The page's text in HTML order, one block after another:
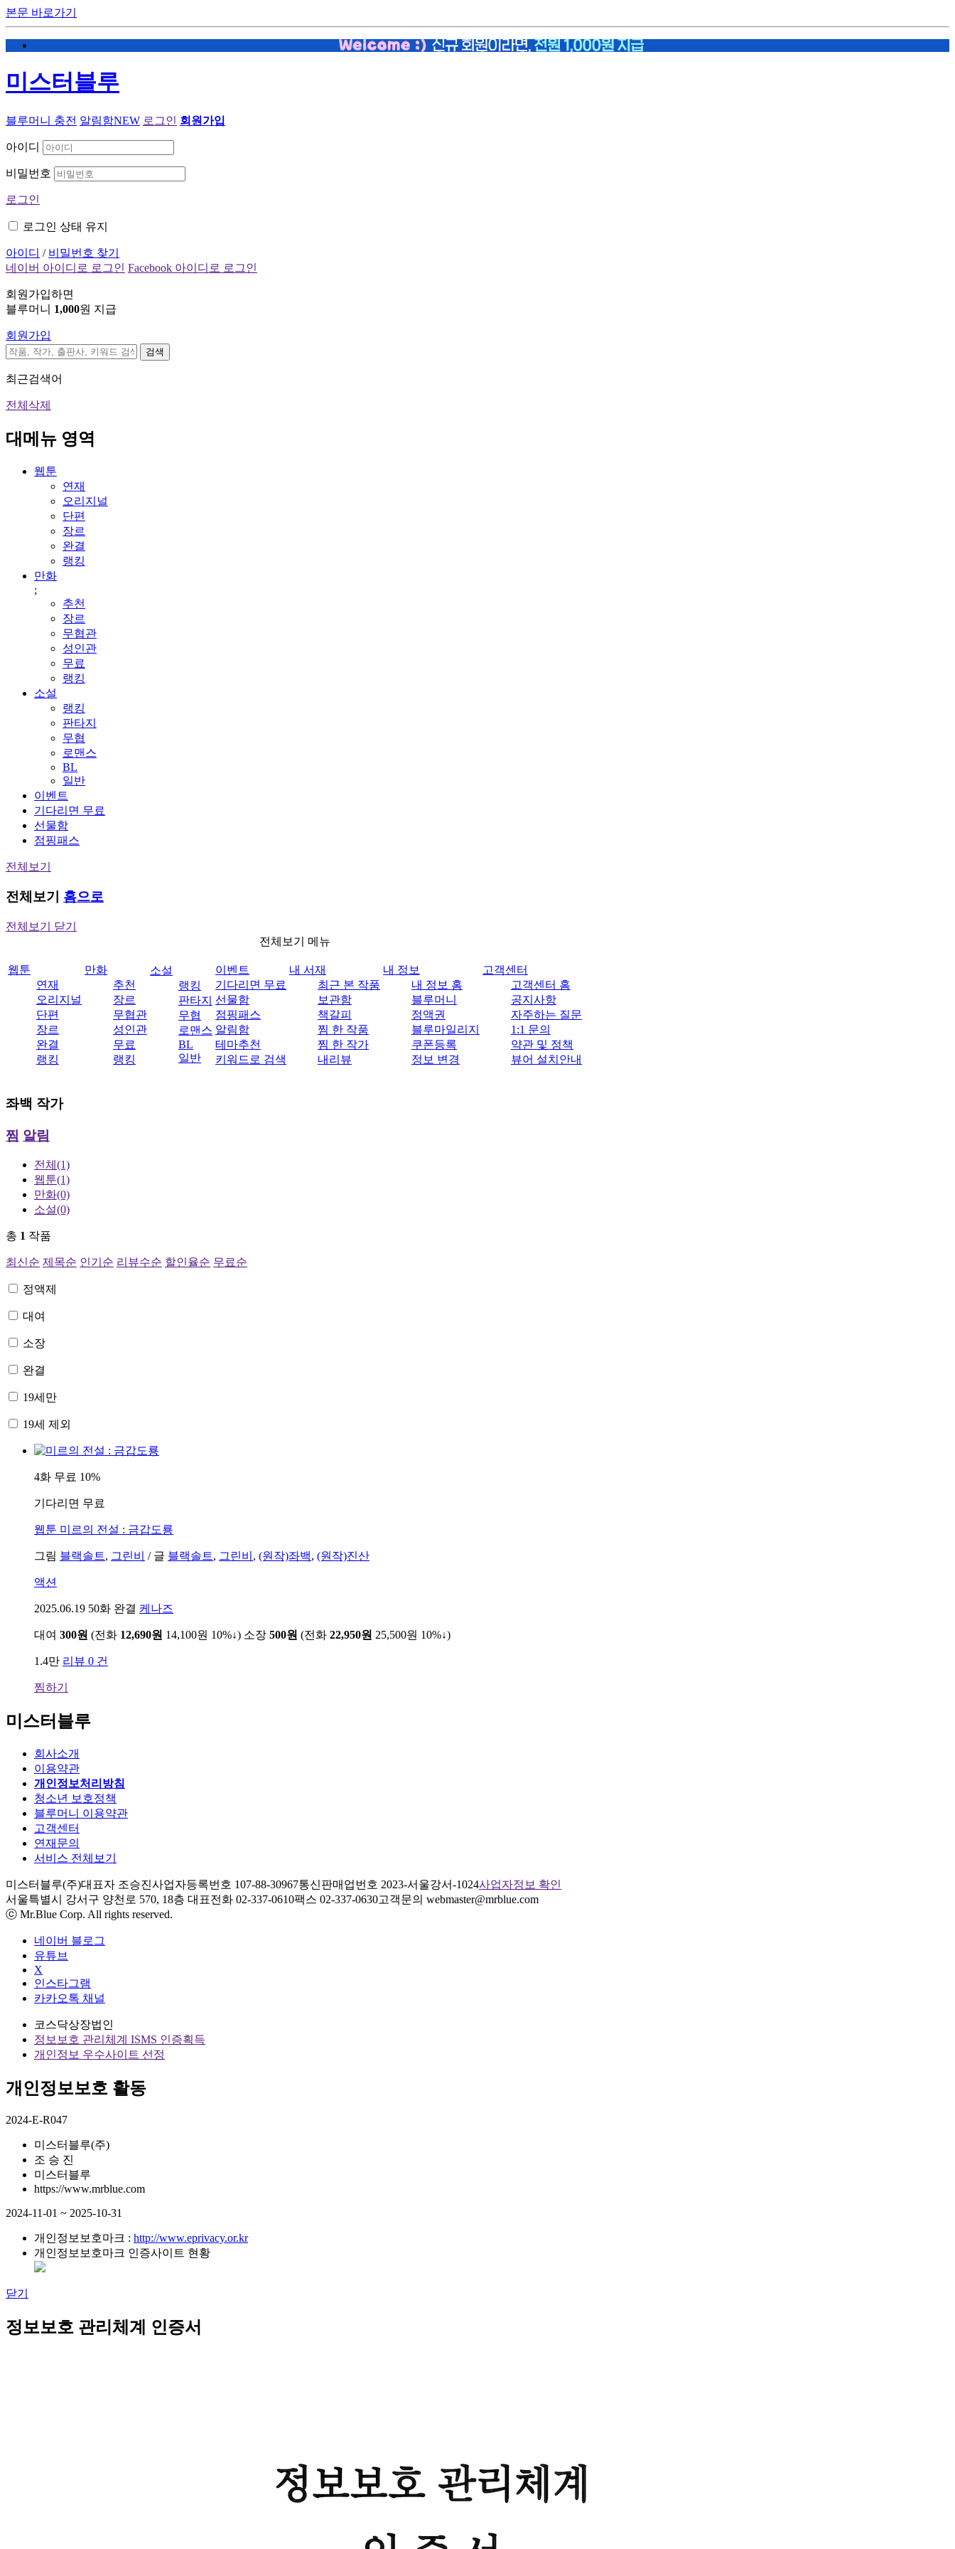
본문 바로가기
미스터블루
블루머니 충전 알림함NEW 로그인 회원가입
아이디
비밀번호
로그인
로그인 상태 유지
아이디 / 비밀번호 찾기
네이버 아이디로 로그인 Facebook 아이디로 로그인
회원가입하면
블루머니 1,000원 지급
회원가입
검색
최근검색어
전체삭제
대메뉴 영역
웹툰
연재
오리지널
단편
장르
완결
랭킹
만화
;
추천
장르
무협관
성인관
무료
랭킹
소설
랭킹
판타지
무협
로맨스
BL
일반
이벤트
기다리면 무료
선물함
점핑패스
전체보기
전체보기 홈으로
전체보기 닫기
전체보기 메뉴
웹툰
연재
오리지널
단편
장르
완결
랭킹
만화
추천
장르
무협관
성인관
무료
랭킹
소설
랭킹
판타지
무협
로맨스
BL
일반
이벤트
기다리면 무료
선물함
점핑패스
알림함
테마추천
키워드로 검색
내 서재
최근 본 작품
보관함
책갈피
찜 한 작품
찜 한 작가
내리뷰
내 정보
내 정보 홈
블루머니
정액권
블루마일리지
쿠폰등록
정보 변경
고객센터
고객센터 홈
공지사항
자주하는 질문
1:1 문의
약관 및 정책
뷰어 설치안내
좌백 작가
찜 알림
전체 (1)
웹툰(1)
만화(0)
소설(0)
총 1 작품
최신순 제목순 인기순 리뷰수순 할인율순 무료순
정액제
대여
소장
완결
19세만
19세 제외
4화 무료 10%
기다리면 무료
웹툰 미르의 전설 : 금갑도룡
그림 블랙솔트, 그린비 / 글 블랙솔트, 그린비 , (원작)좌백, (원작)진산
액션
2025.06.19 50화 완결 케나즈
대여 300원 (전화 12,690원 14,100원 10%↓) 소장 500원 (전화 22,950원 25,500원 10%↓)
1.4만 리뷰 0 건
찜하기
미스터블루
회사소개
이용약관
개인정보처리방침
청소년 보호정책
블루머니 이용약관
고객센터
연재문의
서비스 전체보기
미스터블루(주)대표자 조승진사업자등록번호 107-88-30967통신판매업번호 2023-서울강서-1024사업자정보 확인
서울특별시 강서구 양천로 570, 18층 대표전화 02-337-0610팩스 02-337-0630고객문의 webmaster@mrblue.com
ⓒ Mr.Blue Corp. All rights reserved.
네이버 블로그
유튜브
X
인스타그램
카카오톡 채널
코스닥상장법인
정보보호 관리체계 ISMS 인증획득
개인정보 우수사이트 선정
개인정보보호 활동
2024-E-R047
미스터블루(주)
조 승 진
미스터블루
https://www.mrblue.com
2024-11-01 ~ 2025-10-31
개인정보보호마크 : http://www.eprivacy.or.kr
개인정보보호마크 인증사이트 현황
닫기
정보보호 관리체계 인증서